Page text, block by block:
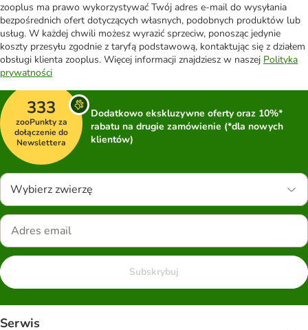
zooplus ma prawo wykorzystywać Twój adres e-mail do wysyłania
bezpośrednich ofert dotyczących własnych, podobnych produktów lub
usług. W każdej chwili możesz wyrazić sprzeciw, ponosząc jedynie
koszty przesyłu zgodnie z taryfą podstawową, kontaktując się z działem
obsługi klienta zooplus. Więcej informacji znajdziesz w naszej Polityka
prywatności
333
zooPunkty za
dołączenie do
Newslettera
Dodatkowo ekskluzywne oferty oraz 10%*
rabatu na drugie zamówienie (*dla nowych
klientów)
Wybierz zwierzę
Subskrybuj
Serwis